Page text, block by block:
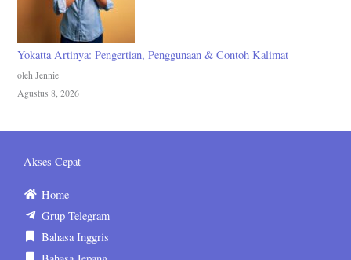
Yokatta Artinya: Pengertian, Penggunaan & Contoh Kalimat
oleh Jennie
Agustus 8, 2026
Akses Cepat
Home
Grup Telegram
Bahasa Inggris